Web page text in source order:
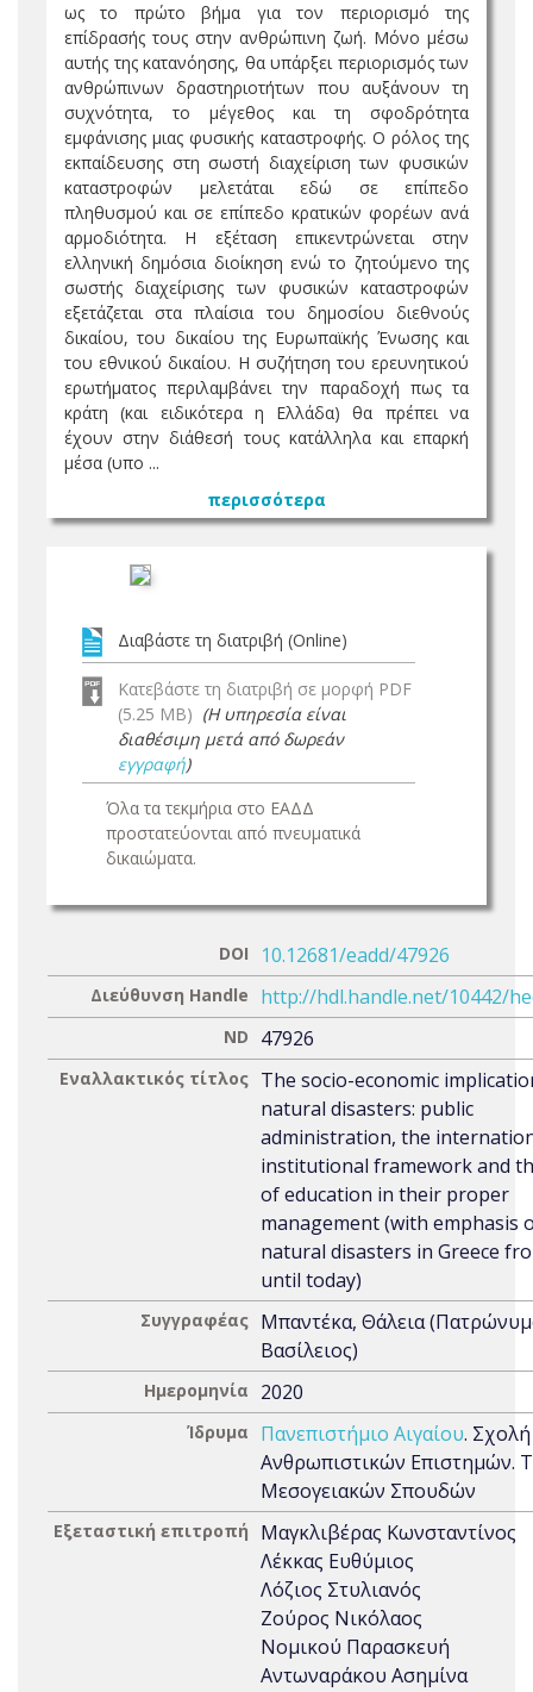
ως το πρώτο βήµα για τον περιορισμό της
επίδρασής τους στην ανθρώπινη ζωή. Μόνο μέσω
αυτής της κατανόησης, θα υπάρξει περιορισμός των
ανθρώπινων δραστηριοτήτων που αυξάνουν τη
συχνότητα, το µέγεθος και τη σφοδρότητα
εμφάνισης μιας φυσικής καταστροφής. Ο ρόλος της
εκπαίδευσης στη σωστή διαχείριση των φυσικών
καταστροφών μελετάται εδώ σε επίπεδο
πληθυσμού και σε επίπεδο κρατικών φορέων ανά
αρμοδιότητα. Η εξέταση επικεντρώνεται στην
ελληνική δημόσια διοίκηση ενώ το ζητούμενο της
σωστής διαχείρισης των φυσικών καταστροφών
εξετάζεται στα πλαίσια του δημοσίου διεθνούς
δικαίου, του δικαίου της Ευρωπαϊκής Ένωσης και
του εθνικού δικαίου. Η συζήτηση του ερευνητικού
ερωτήματος περιλαμβάνει την παραδοχή πως τα
κράτη (και ειδικότερα η Ελλάδα) θα πρέπει να
έχουν στην διάθεσή τους κατάλληλα και επαρκή
μέσα (υπο ...
περισσότερα
Διαβάστε τη διατριβή (Online)
Κατεβάστε τη διατριβή σε μορφή PDF
(5.25 MB) (Η υπηρεσία είναι
διαθέσιμη μετά από δωρεάν
εγγραφή)
Όλα τα τεκμήρια στο ΕΑΔΔ
προστατεύονται από πνευματικά
δικαιώματα.
DOI 10.12681/eadd/47926
Διεύθυνση Handle http://hdl.handle.net/10442/
ND 47926
Εναλλακτικός τίτλος The socio-economic
natural disasters: public
administration, the
institutional framework and
of education in their proper
management (with emphasis
natural disasters in Greece
until today)
Συγγραφέας Μπαντέκα, Θάλεια
Βασίλειος)
Ημερομηνία 2020
Ίδρυμα Πανεπιστήμιο Αιγαίου. Σχολή
Ανθρωπιστικών Επιστημών.
Μεσογειακών Σπουδών
Εξεταστική επιτροπή
Μαγκλιβέρας Κωνσταντίνος
Λέκκας Ευθύμιος
Λόζιος Στυλιανός
Ζούρος Νικόλαος
Νομικού Παρασκευή
Αντωναράκου Ασημίνα